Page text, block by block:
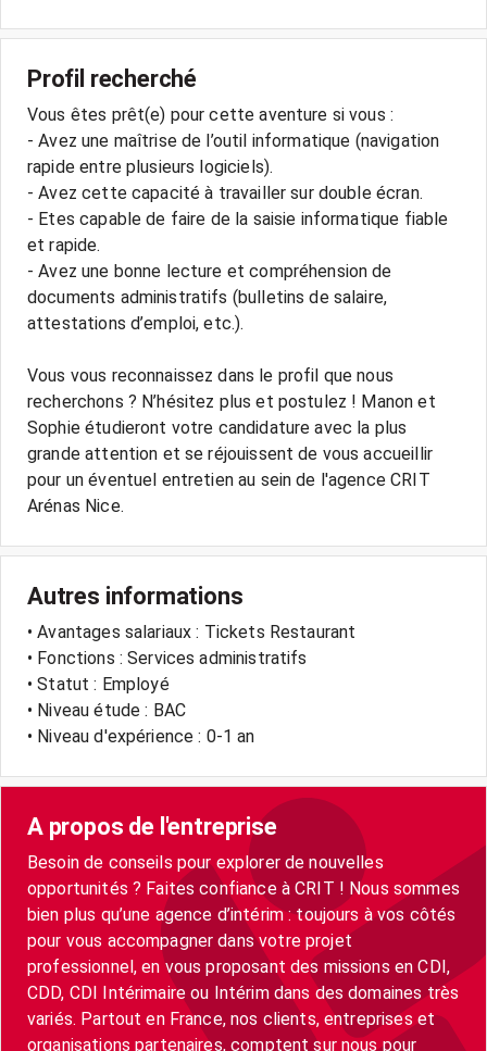
Profil recherché
Vous êtes prêt(e) pour cette aventure si vous :
- Avez une maîtrise de l’outil informatique (navigation
rapide entre plusieurs logiciels).
- Avez cette capacité à travailler sur double écran.
- Etes capable de faire de la saisie informatique fiable
et rapide.
- Avez une bonne lecture et compréhension de
documents administratifs (bulletins de salaire,
attestations d’emploi, etc.).
Vous vous reconnaissez dans le profil que nous
recherchons ? N’hésitez plus et postulez ! Manon et
Sophie étudieront votre candidature avec la plus
grande attention et se réjouissent de vous accueillir
pour un éventuel entretien au sein de l'agence CRIT
Arénas Nice.
Autres informations
• Avantages salariaux : Tickets Restaurant
• Fonctions : Services administratifs
• Statut : Employé
• Niveau étude : BAC
• Niveau d'expérience : 0-1 an
A propos de l'entreprise
Besoin de conseils pour explorer de nouvelles
opportunités ? Faites confiance à CRIT ! Nous sommes
bien plus qu’une agence d’intérim : toujours à vos côtés
pour vous accompagner dans votre projet
professionnel, en vous proposant des missions en CDI,
CDD, CDI Intérimaire ou Intérim dans des domaines très
variés. Partout en France, nos clients, entreprises et
organisations partenaires, comptent sur nous pour